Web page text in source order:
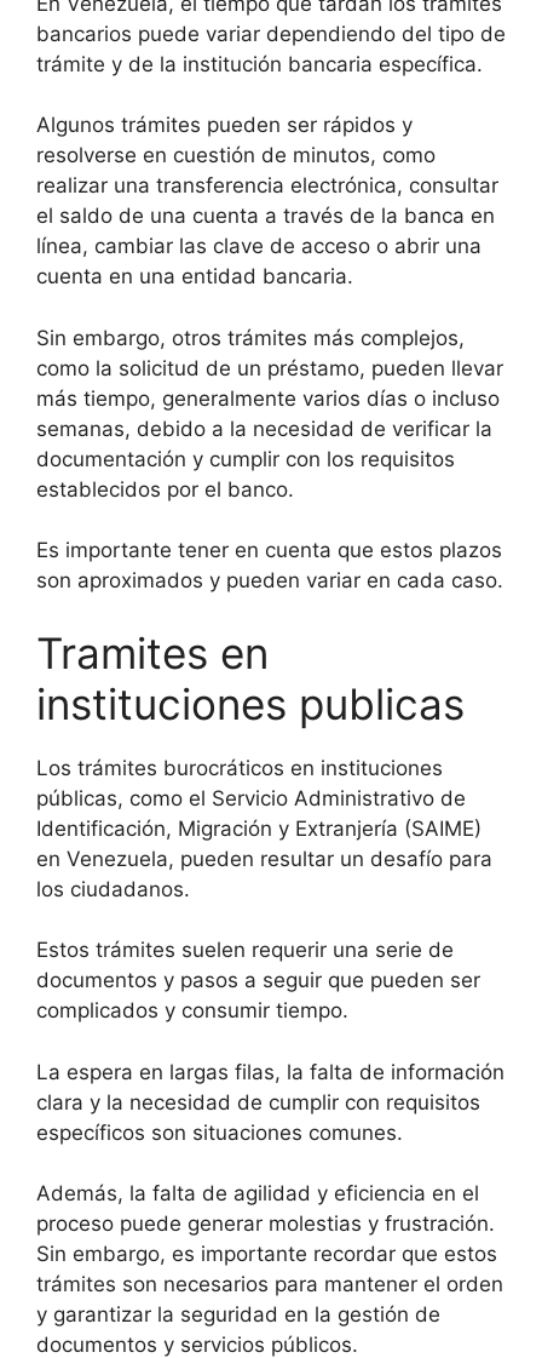
bancarios puede variar dependiendo del tipo de
trámite y de la institución bancaria específica.
Algunos trámites pueden ser rápidos y
resolverse en cuestión de minutos, como
realizar una transferencia electrónica, consultar
el saldo de una cuenta a través de la banca en
línea, cambiar las clave de acceso o abrir una
cuenta en una entidad bancaria.
Sin embargo, otros trámites más complejos,
como la solicitud de un préstamo, pueden llevar
más tiempo, generalmente varios días o incluso
semanas, debido a la necesidad de verificar la
documentación y cumplir con los requisitos
establecidos por el banco.
Es importante tener en cuenta que estos plazos
son aproximados y pueden variar en cada caso.
Tramites en
instituciones publicas
Los trámites burocráticos en instituciones
públicas, como el Servicio Administrativo de
Identificación, Migración y Extranjería (SAIME)
en Venezuela, pueden resultar un desafío para
los ciudadanos.
Estos trámites suelen requerir una serie de
documentos y pasos a seguir que pueden ser
complicados y consumir tiempo.
La espera en largas filas, la falta de información
clara y la necesidad de cumplir con requisitos
específicos son situaciones comunes.
Además, la falta de agilidad y eficiencia en el
proceso puede generar molestias y frustración.
Sin embargo, es importante recordar que estos
trámites son necesarios para mantener el orden
y garantizar la seguridad en la gestión de
documentos y servicios públicos.